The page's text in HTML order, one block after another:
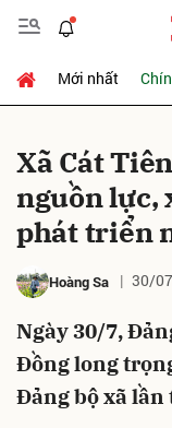
Mới nhất
Xã Cát
nguồn lực,
phát triển
Hoàng Sa 30/
Ngày 30/7,
Đồng long
Đảng bộ xã lần
Gửi bình luận